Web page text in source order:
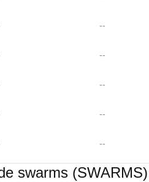
--
--
--
--
--
swarms (SWARMS)